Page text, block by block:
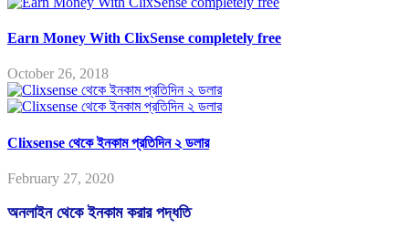
Earn Money With ClixSense completely free
October 26, 2018
Clixsense থেকে ইনকাম প্রতিদিন ২ ডলার
February 27, 2020
অনলাইন থেকে ইনকাম করার পদ্ধতি